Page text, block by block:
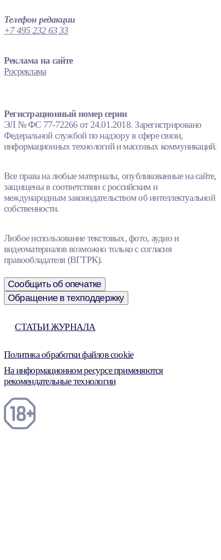
Телефон редакции
+7 495 232 63 33
Реклама на сайте
Росреклама
Регистрационный номер серии
ЭЛ № ФС 77-72266 от 24.01.2018. Зарегистрировано
Федеральной службой по надзору в сфере связи,
информационных технологий и массовых коммуникаций.
Все права на любые материалы, опубликованные на сайте,
защищены в соответствии с российским и
международным законодательством об интеллектуальной
собственности.
Любое использование текстовых, фото, аудио и
видеоматериалов возможно только с согласия
правообладателя (ВГТРК).
Сообщить об опечатке
Обращение в техподдержку
СТАТЬИ ЖУРНАЛА
Политика обработки файлов cookie
На информационном ресурсе применяются
рекомендательные технологии